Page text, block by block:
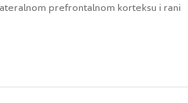
prefrontalnom korteksu i rani